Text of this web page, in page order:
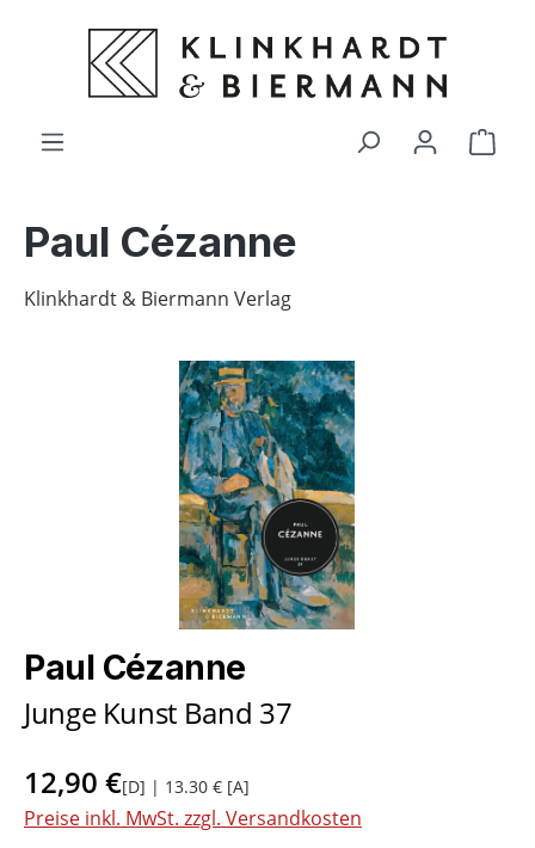
springen
Paul Cézanne
Klinkhardt & Biermann Verlag
Bildergalerie überspringen
Paul Cézanne
Junge Kunst Band 37
12,90 €[D] | 13.30 € [A]
Preise inkl. MwSt. zzgl. Versandkosten